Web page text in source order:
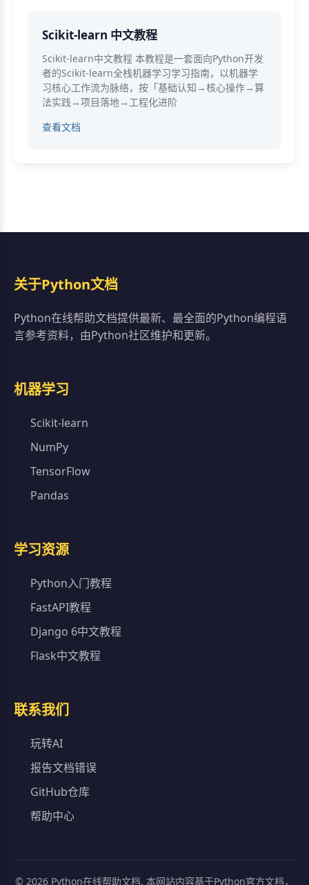
Scikit-learn 中文教程
Scikit-learn中文教程 本教程是一套面向Python开发
者的Scikit-learn全栈机器学习学习指南，以机器学
习核心工作流为脉络，按「基础认知→核心操作→算
法实践→项目落地→工程化进阶
查看文档
关于Python文档
Python在线帮助文档提供最新、最全面的Python编程语
言参考资料，由Python社区维护和更新。
机器学习
Scikit-learn
NumPy
TensorFlow
Pandas
学习资源
Python入门教程
FastAPI教程
Django 6中文教程
Flask中文教程
联系我们
玩转AI
报告文档错误
GitHub仓库
帮助中心
© 2026 Python在线帮助文档. 本网站内容基于Python官方文档，